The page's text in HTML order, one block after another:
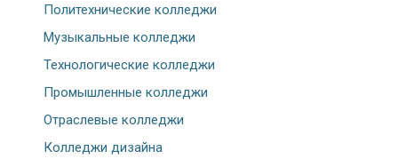
Политехнические колледжи
Музыкальные колледжи
Технологические колледжи
Промышленные колледжи
Отраслевые колледжи
Колледжи дизайна